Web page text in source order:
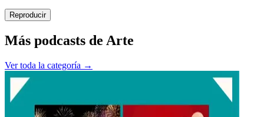
Reproducir
Más podcasts de Arte
Ver toda la categoría →